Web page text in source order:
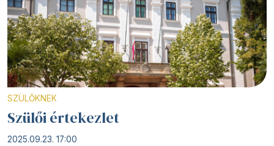
SZÜLŐKNEK
Szülői értekezlet
2025.09.23. 17:00